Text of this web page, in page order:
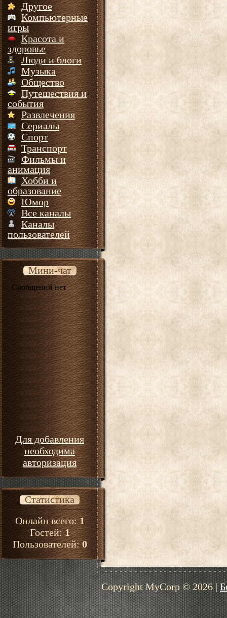
Другое
Компьютерные
игры
Красота и
здоровье
Люди и блоги
Музыка
Общество
Путешествия и
события
Развлечения
Сериалы
Спорт
Транспорт
Фильмы и
анимация
Хобби и
образование
Юмор
Все каналы
Каналы
пользователей
Мини-чат
Для добавления
необходима
авторизация
Статистика
Онлайн всего:1
Гостей:1
Пользователей:0
Copyright MyCorp © 2026|